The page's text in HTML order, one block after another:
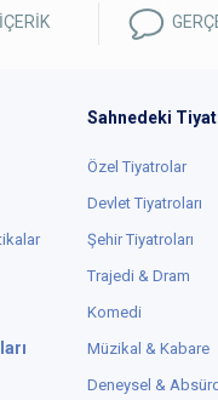
Sahnedeki
Özel Tiyatrolar
Devlet Tiyatroları
Şehir Tiyatroları
Trajedi & Dram
Komedi
Müzikal & Kabare
Deneysel & Absürd